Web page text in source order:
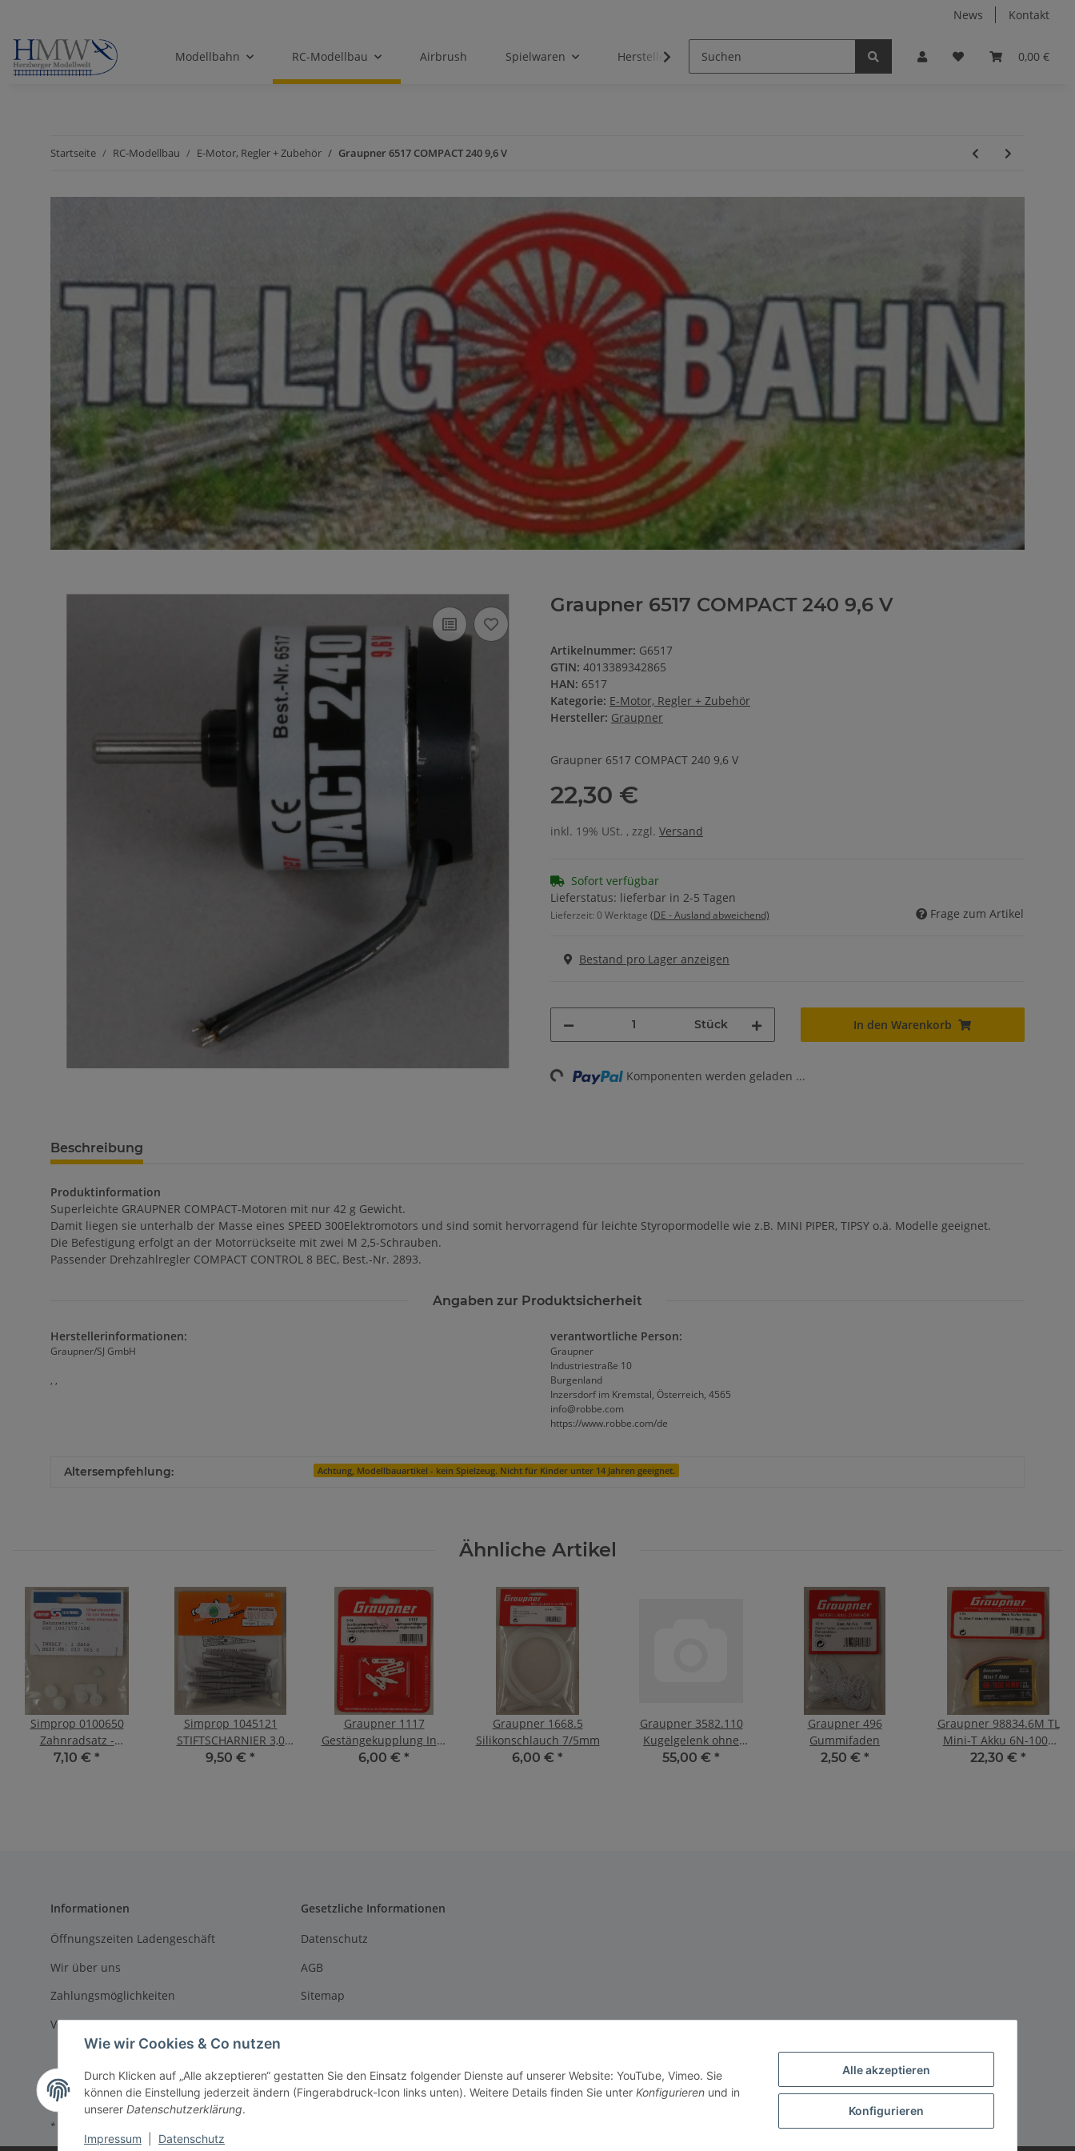
News Kontakt
0,00 €
Modellbahn RC-Modellbau Airbrush Spielwaren Hersteller
Startseite RC-Modellbau E-Motor, Regler + Zubehör Graupner 6517 COMPACT 240 9,6 V
Graupner 6517 COMPACT 240 9,6 V
Artikelnummer: G6517
GTIN: 4013389342865
HAN: 6517
Kategorie: E-Motor, Regler + Zubehör
Hersteller: Graupner
Graupner 6517 COMPACT 240 9,6 V
22,30 €
inkl. 19% USt. , zzgl. Versand
Sofort verfügbar
Lieferstatus: lieferbar in 2-5 Tagen
Lieferzeit: 0 Werktage (DE - Ausland abweichend) Frage zum Artikel
Bestand pro Lager anzeigen
Stück In den Warenkorb
Loading... Komponenten werden geladen ...
Beschreibung
Produktinformation
Superleichte GRAUPNER COMPACT-Motoren mit nur 42 g Gewicht.
Damit liegen sie unterhalb der Masse eines SPEED 300Elektromotors und sind somit hervorragend für leichte Styropormodelle wie z.B. MINI PIPER, TIPSY o.ä. Modelle geeignet.
Die Befestigung erfolgt an der Motorrückseite mit zwei M 2,5-Schrauben.
Passender Drehzahlregler COMPACT CONTROL 8 BEC, Best.-Nr. 2893.
Angaben zur Produktsicherheit
Herstellerinformationen:
Graupner/SJ GmbH
, ,
verantwortliche Person:
Graupner
Industriestraße 10
Burgenland
Inzersdorf im Kremstal, Österreich, 4565
info@robbe.com
https://www.robbe.com/de
Altersempfehlung: Achtung, Modellbauartikel - kein Spielzeug. Nicht für Kinder unter 14 Jahren geeignet.
Ähnliche Artikel
Simprop 0100650
Zahnradsatz -
SES100/140/190/
7,10 € *
Simprop 1045121
STIFTSCHARNIER 3,0
MM
9,50 € *
Graupner 1117
Gestängekupplung Inh.
5 St.
6,00 € *
Graupner 1668.5
Silikonschlauch 7/5mm
6,00 € *
Graupner 3582.110
Kugelgelenk ohne
Kugel
55,00 € *
Graupner 496
Gummifaden
2,50 € *
Graupner 98834.6M TL
Mini-T Akku 6N-1000
NiMH 2
22,30 € *
Informationen
Öffnungszeiten Ladengeschäft
Wir über uns
Zahlungsmöglichkeiten
Versandinformationen
Gesetzliche Informationen
Datenschutz
AGB
Sitemap
Impressum
Widerrufsrecht
* Alle Preise inkl. gesetzlicher USt., zzgl.
Wie wir Cookies & Co nutzen
Durch Klicken auf „Alle akzeptieren“ gestatten Sie den Einsatz folgender Dienste auf unserer Website: YouTube, Vimeo. Sie
können die Einstellung jederzeit ändern (Fingerabdruck-Icon links unten). Weitere Details finden Sie unter Konfigurieren und in
unserer Datenschutzerklärung.
Impressum Datenschutz
Alle akzeptieren
Konfigurieren